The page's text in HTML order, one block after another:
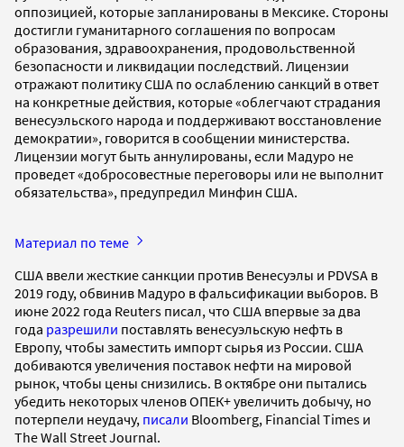
оппозицией, которые запланированы в Мексике. Стороны
достигли гуманитарного соглашения по вопросам
образования, здравоохранения, продовольственной
безопасности и ликвидации последствий. Лицензии
отражают политику США по ослаблению санкций в ответ
на конкретные действия, которые «облегчают страдания
венесуэльского народа и поддерживают восстановление
демократии», говорится в сообщении министерства.
Лицензии могут быть аннулированы, если Мадуро не
проведет «добросовестные переговоры или не выполнит
обязательства», предупредил Минфин США.
Материал по теме
США ввели жесткие санкции против Венесуэлы и PDVSA в
2019 году, обвинив Мадуро в фальсификации выборов. В
июне 2022 года Reuters писал, что США впервые за два
года разрешили поставлять венесуэльскую нефть в
Европу, чтобы заместить импорт сырья из России. США
добиваются увеличения поставок нефти на мировой
рынок, чтобы цены снизились. В октябре они пытались
убедить некоторых членов ОПЕК+ увеличить добычу, но
потерпели неудачу, писали Bloomberg, Financial Times и
The Wall Street Journal.